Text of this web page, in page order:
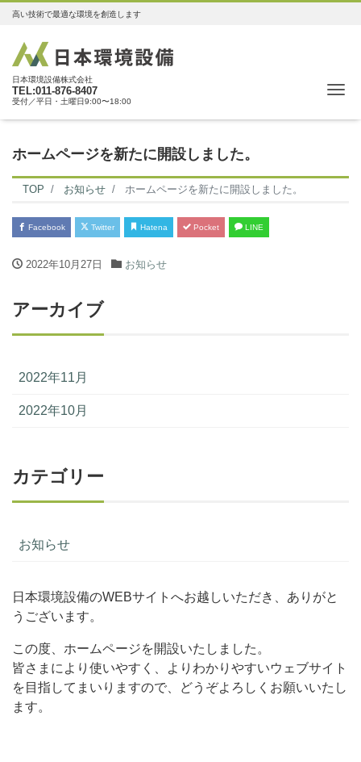
高い技術で最適な環境を創造します
日本環境設備株式会社
TEL:011-876-8407
受付／平日・土曜日9:00〜18:00
ホームページを新たに開設しました。
TOP お知らせ ホームページを新たに開設しました。
Facebook Twitter Hatena Pocket LINE
2022年10月27日 お知らせ
アーカイブ
2022年11月
2022年10月
カテゴリー
お知らせ
日本環境設備のWEBサイトへお越しいただき、ありがと
うございます。
この度、ホームページを開設いたしました。
皆さまにより使いやすく、よりわかりやすいウェブサイト
を目指してまいりますので、どうぞよろしくお願いいたし
ます。